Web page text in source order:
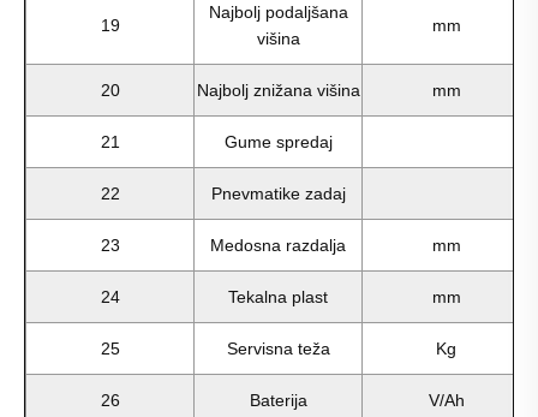
19
Najbolj podaljšana
višina
mm
20 Najbolj znižana višina mm
21 Gume spredaj
22 Pnevmatike zadaj
23 Medosna razdalja mm
24 Tekalna plast mm
25 Servisna teža Kg
26 Baterija V/Ah